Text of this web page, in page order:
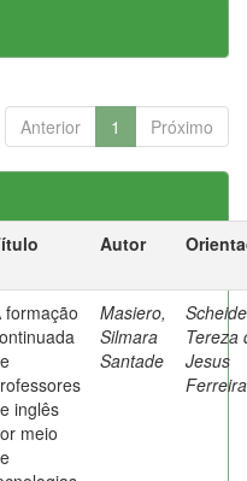
Anterior 1 Próximo
Autor
formação
inglês
meio
Masiero,
Silmara
Santade
Tereza
Jesus
Ferreira